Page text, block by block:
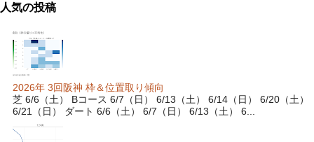
人気の投稿
2026年 3回阪神 枠＆位置取り傾向
芝 6/6（土） Bコース 6/7（日） 6/13（土） 6/14（日） 6/20（土）
6/21（日） ダート 6/6（土） 6/7（日） 6/13（土） 6...